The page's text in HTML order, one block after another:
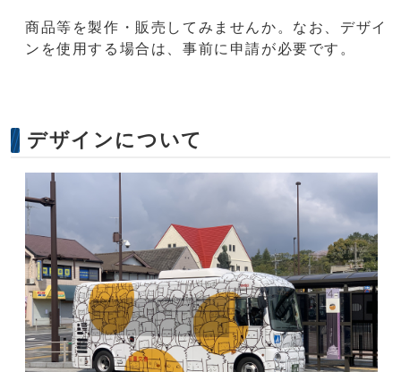
商品等を製作・販売してみませんか。なお、デザイ
ンを使用する場合は、事前に申請が必要です。
デザインについて